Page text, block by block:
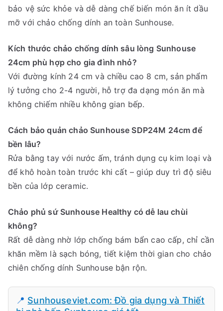
bảo vệ sức khỏe và dễ dàng chế biến món ăn ít dầu
mỡ với chảo chống dính an toàn Sunhouse.
Kích thước chảo chống dính sâu lòng Sunhouse
24cm phù hợp cho gia đình nhỏ?
Với đường kính 24 cm và chiều cao 8 cm, sản phẩm
lý tưởng cho 2-4 người, hỗ trợ đa dạng món ăn mà
không chiếm nhiều không gian bếp.
Cách bảo quản chảo Sunhouse SDP24M 24cm để
bền lâu?
Rửa bằng tay với nước ấm, tránh dụng cụ kim loại và
để khô hoàn toàn trước khi cất – giúp duy trì độ siêu
bền của lớp ceramic.
Chảo phủ sứ Sunhouse Healthy có dễ lau chùi
không?
Rất dễ dàng nhờ lớp chống bám bẩn cao cấp, chỉ cần
khăn mềm là sạch bóng, tiết kiệm thời gian cho chảo
chiên chống dính Sunhouse bận rộn.
📍 Sunhouseviet.com: Đồ gia dụng và Thiết